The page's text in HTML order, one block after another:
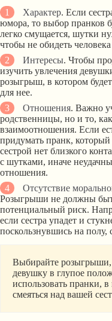
Характер. Если
юмора, то выбор пранков
легко смущается, шутки
чтобы не обидеть
Интересы. Чтобы
изучить увлечения
розыгрыш, в котором
для нее.
Отношения. Важно
родственницы, но и то,
взаимоотношения. Если
придумать пранк,
сестрой нет близкого
с шутками, иначе
отношения.
Отсутствие
Розыгрыши не должны
потенциальный риск.
если сестра упадет и
поскользнувшись на полу,
Выбирайте розыгрыши,
девушку в глупое
использовать пранки,
смеяться над вашей